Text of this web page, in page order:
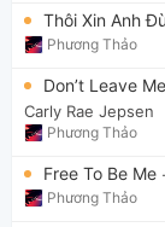
Thôi Xin Anh
Phương Thảo
Don’t Leave
Carly Rae Jepsen
Phương Thảo
Free To Be Me
Phương Thảo